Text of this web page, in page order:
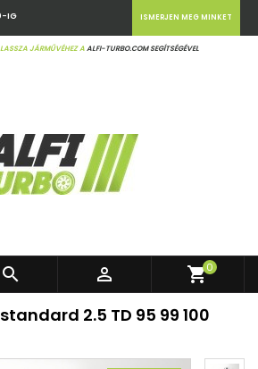
IG
JÁRMŰVÉHEZ AALFI-TURBO.COM SEGÍTSÉGÉVEL
ISMERJEN MEG MINKET
  shopping_cart0
2.5 TD 95 99 100